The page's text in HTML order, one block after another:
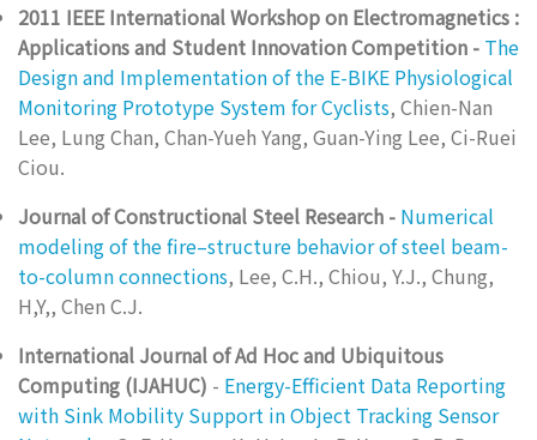
2011 IEEE International Workshop on Electromagnetics :
Applications and Student Innovation Competition - The
Design and Implementation of the E-BIKE Physiological
Monitoring Prototype System for Cyclists, Chien-Nan
Lee, Lung Chan, Chan-Yueh Yang, Guan-Ying Lee, Ci-Ruei
Ciou.
Journal of Constructional Steel Research - Numerical
modeling of the fire–structure behavior of steel beam-
to-column connections, Lee, C.H., Chiou, Y.J., Chung,
H,Y,, Chen C.J.
International Journal of Ad Hoc and Ubiquitous
Computing (IJAHUC) - Energy-Efficient Data Reporting
with Sink Mobility Support in Object Tracking Sensor